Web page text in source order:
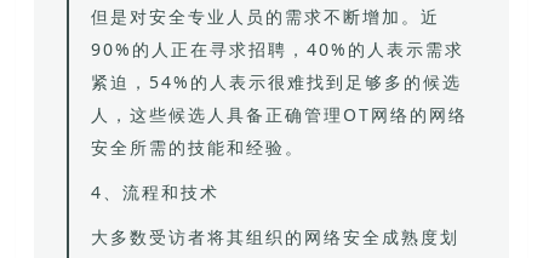
但是对安全专业人员的需求不断增加。近
90%的人正在寻求招聘，40%的人表示需求
紧迫，54%的人表示很难找到足够多的候选
人，这些候选人具备正确管理OT网络的网络
安全所需的技能和经验。
4、流程和技术
大多数受访者将其组织的网络安全成熟度划